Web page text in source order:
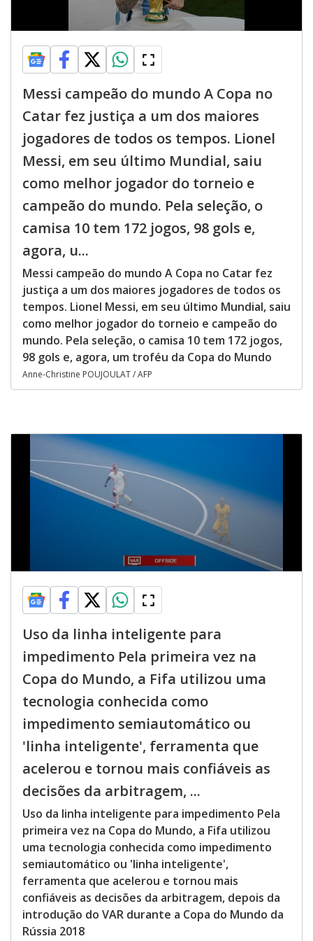
Messi campeão do mundo A Copa no
Catar fez justiça a um dos maiores
jogadores de todos os tempos. Lionel
Messi, em seu último Mundial, saiu
como melhor jogador do torneio e
campeão do mundo. Pela seleção, o
camisa 10 tem 172 jogos, 98 gols e,
agora, u...
Messi campeão do mundo A Copa no Catar fez
justiça a um dos maiores jogadores de todos os
tempos. Lionel Messi, em seu último Mundial, saiu
como melhor jogador do torneio e campeão do
mundo. Pela seleção, o camisa 10 tem 172 jogos,
98 gols e, agora, um troféu da Copa do Mundo
Anne-Christine POUJOULAT / AFP
Uso da linha inteligente para
impedimento Pela primeira vez na
Copa do Mundo, a Fifa utilizou uma
tecnologia conhecida como
impedimento semiautomático ou
'linha inteligente', ferramenta que
acelerou e tornou mais confiáveis as
decisões da arbitragem, ...
Uso da linha inteligente para impedimento Pela
primeira vez na Copa do Mundo, a Fifa utilizou
uma tecnologia conhecida como impedimento
semiautomático ou 'linha inteligente',
ferramenta que acelerou e tornou mais
confiáveis as decisões da arbitragem, depois da
introdução do VAR durante a Copa do Mundo da
Rússia 2018